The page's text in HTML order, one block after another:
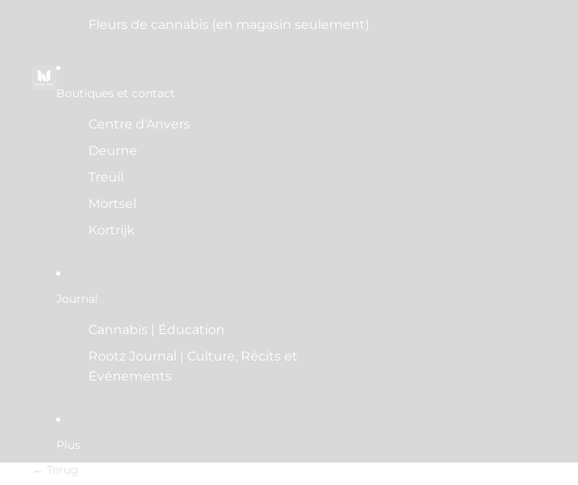
Fleurs de cannabis (en magasin seulement)
Boutiques et contact
Centre d'Anvers
Deurne
Treuil
Mortsel
Kortrijk
Journal
Cannabis | Éducation
Rootz Journal | Culture, Récits et
Événements
Plus
← Terug